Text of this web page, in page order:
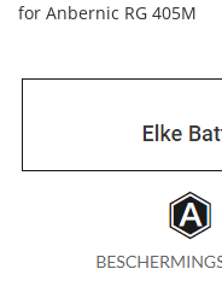
for Anbernic RG 405M